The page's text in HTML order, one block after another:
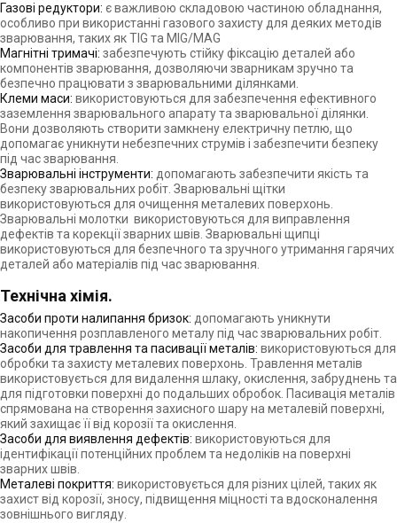
Газові редуктори: є важливою складовою частиною обладнання,
особливо при використанні газового захисту для деяких методів
зварювання, таких як TIG та MIG/MAG
Магнітні тримачі: забезпечують стійку фіксацію деталей або
компонентів зварювання, дозволяючи зварникам зручно та
безпечно працювати з зварювальними ділянками.
Клеми маси: використовуються для забезпечення ефективного
заземлення зварювального апарату та зварювальної ділянки.
Вони дозволяють створити замкнену електричну петлю, що
допомагає уникнути небезпечних струмів і забезпечити безпеку
під час зварювання.
Зварювальні інструменти: допомагають забезпечити якість та
безпеку зварювальних робіт. Зварювальні щітки
використовуються для очищення металевих поверхонь.
Зварювальні молотки використовуються для виправлення
дефектів та корекції зварних швів. Зварювальні щипці
використовуються для безпечного та зручного утримання гарячих
деталей або матеріалів під час зварювання.
Технічна хімія.
Засоби проти налипання бризок: допомагають уникнути
накопичення розплавленого металу під час зварювальних робіт.
Засоби для травлення та пасивації металів: використовуються для
обробки та захисту металевих поверхонь. Травлення металів
використовується для видалення шлаку, окислення, забруднень та
для підготовки поверхні до подальших обробок. Пасивація металів
спрямована на створення захисного шару на металевій поверхні,
який захищає її від корозії та окислення.
Засоби для виявлення дефектів: використовуються для
ідентифікації потенційних проблем та недоліків на поверхні
зварних швів.
Металеві покриття: використовується для різних цілей, таких як
захист від корозії, зносу, підвищення міцності та вдосконалення
зовнішнього вигляду.